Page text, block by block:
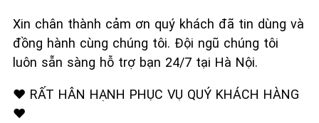
Xin chân thành cảm ơn quý khách đã tin dùng và
đồng hành cùng chúng tôi. Đội ngũ chúng tôi
luôn sẵn sàng hỗ trợ bạn 24/7 tại Hà Nội.
❤️ RẤT HÂN HẠNH PHỤC VỤ QUÝ KHÁCH HÀNG
❤️